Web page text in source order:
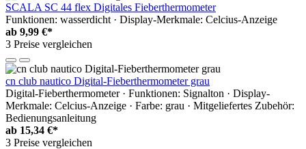
SCALA SC 44 flex Digitales Fieberthermometer
Funktionen: wasserdicht · Display-Merkmale: Celcius-Anzeige
ab 9,99 €*
3 Preise vergleichen
cn club nautico Digital-Fieberthermometer grau
Digital-Fieberthermometer · Funktionen: Signalton · Display-
Merkmale: Celcius-Anzeige · Farbe: grau · Mitgeliefertes Zubehör:
Bedienungsanleitung
ab 15,34 €*
3 Preise vergleichen